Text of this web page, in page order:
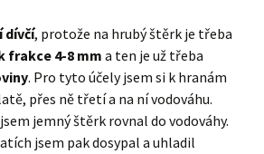
dívčí, protože na hrubý štěrk je třeba
frakce 4-8 mma ten je už třeba
. Pro tyto účely jsem si k hranám
přes ně třetí a na ní vodováhu.
jemný štěrk rovnal do vodováhy.
jsem pak dosypal a uhladil